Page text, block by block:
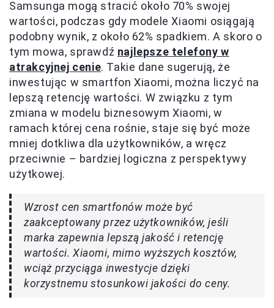
Samsunga mogą stracić około 70% swojej
wartości, podczas gdy modele Xiaomi osiągają
podobny wynik, z około 62% spadkiem. A skoro o
tym mowa, sprawdź najlepsze telefony w
atrakcyjnej cenie. Takie dane sugerują, że
inwestując w smartfon Xiaomi, można liczyć na
lepszą retencję wartości. W związku z tym
zmiana w modelu biznesowym Xiaomi, w
ramach której cena rośnie, staje się być może
mniej dotkliwa dla użytkowników, a wręcz
przeciwnie – bardziej logiczna z perspektywy
użytkowej.
Wzrost cen smartfonów może być
zaakceptowany przez użytkowników, jeśli
marka zapewnia lepszą jakość i retencję
wartości. Xiaomi, mimo wyższych kosztów,
wciąż przyciąga inwestycje dzięki
korzystnemu stosunkowi jakości do ceny.